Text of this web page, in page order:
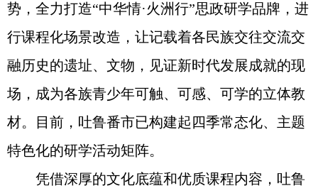
势，全力打造“中华情·火洲行”思政研学品牌，进
行课程化场景改造，让记载着各民族交往交流交
融历史的遗址、文物，见证新时代发展成就的现
场，成为各族青少年可触、可感、可学的立体教
材。目前，吐鲁番市已构建起四季常态化、主题
特色化的研学活动矩阵。
凭借深厚的文化底蕴和优质课程内容，吐鲁